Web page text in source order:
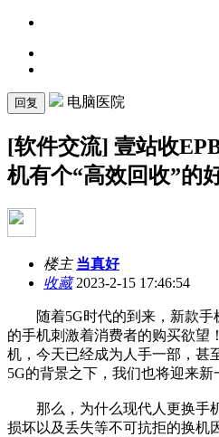
回复 电脑医院
[软件交流] 壹站收
机有个“高效回收”的
楼主 当真好
收藏2023-2-15 17:46:54
随着5G时代的到来，新款手
的手机刺激着消费者的购买欲望
机，今天已经成为人手一部，甚
5G的背景之下，我们也将迎来新
那么，为什么现代人更换手机
损坏以及丢失等不可抗拒的换机